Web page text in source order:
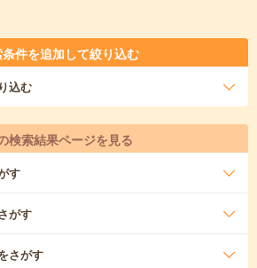
件を追加して絞り込む
込む
検索結果ページを見る
す
がす
さがす